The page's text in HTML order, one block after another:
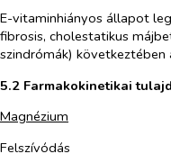
E-vitaminhiányos állapot
fibrosis, cholestatikus
szindrómák) következtében
5.2 Farmakokinetikai
Magnézium
Felszívódás